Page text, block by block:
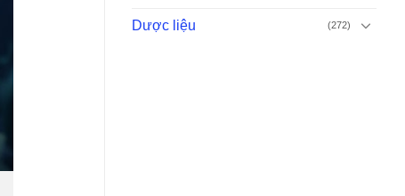
Dược liệu (272)